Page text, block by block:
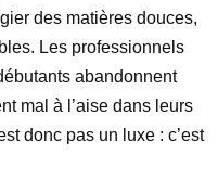
des matières douces,
Les professionnels
abandonnent
mal à l’aise dans leurs
donc pas un luxe : c’est